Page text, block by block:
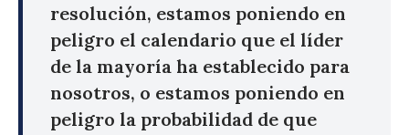
resolución, estamos poniendo en
peligro el calendario que el líder
de la mayoría ha establecido para
nosotros, o estamos poniendo en
peligro la probabilidad de que